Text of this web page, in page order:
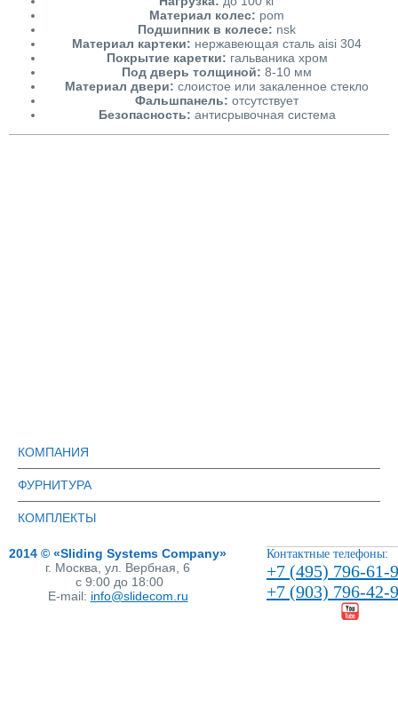
Материал колес: pom
Подшипник в колесе: nsk
Материал картеки: нержавеющая сталь aisi 304
Покрытие каретки: гальваника хром
Под дверь толщиной: 8-10 мм
Материал двери: слоистое или закаленное стекло
Фальшпанель: отсутствует
Безопасность: антисрывочная система
КОМПАНИЯ
ФУРНИТУРА
КОМПЛЕКТЫ
2014 © «Sliding Systems Company»
г. Москва, ул. Вербная, 6
с 9:00 до 18:00
E-mail: info@slidecom.ru
Контактные телефоны:
+7 (495) 796-61-
+7 (903) 796-42-